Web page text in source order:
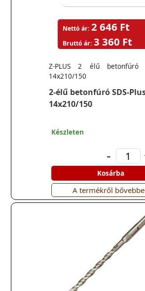
2-élű betonfúró SDS-
14x210/150
Z-PLUS 2 élű betonfúró
14x210/150
Nettó ár: 2 646 Ft
Bruttó ár: 3 360 Ft
Készleten
-
Kosárba
A termékről